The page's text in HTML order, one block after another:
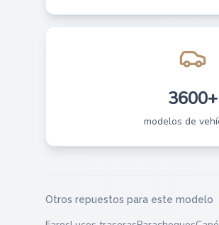
3600+
modelos de
Otros repuestos para este modelo